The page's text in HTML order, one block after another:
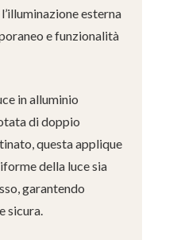
esterna
e funzionalità
in alluminio
di doppio
questa applique
della luce sia
garantendo
sicura.